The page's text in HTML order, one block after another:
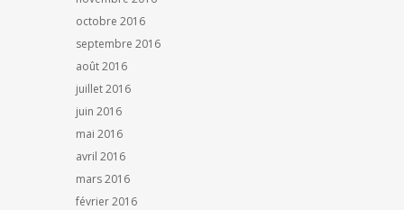
octobre 2016
septembre 2016
août 2016
juillet 2016
juin 2016
mai 2016
avril 2016
mars 2016
février 2016